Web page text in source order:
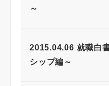
～
2015.04.06 就職白
シップ編～